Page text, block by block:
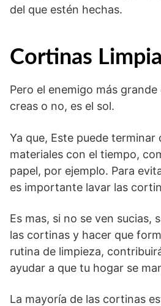
del que estén hechas.
Cortinas
Pero el enemigo más
creas o no, es el sol.
Ya que, Este puede terminar
materiales con el tiempo,
papel, por ejemplo. Para
es importante lavar las
Es mas, si no se ven sucias,
las cortinas y hacer que
rutina de limpieza,
ayudar a que tu hogar se
La mayoría de las cortinas